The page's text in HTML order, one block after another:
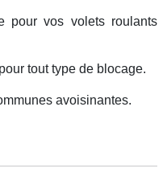
pour vos volets roulants
tout type de blocage.
avoisinantes.